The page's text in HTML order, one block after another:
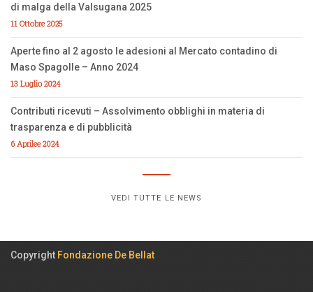
di malga della Valsugana 2025
11 Ottobre 2025
Aperte fino al 2 agosto le adesioni al Mercato contadino di
Maso Spagolle – Anno 2024
13 Luglio 2024
Contributi ricevuti – Assolvimento obblighi in materia di
trasparenza e di pubblicità
6 Aprilee 2024
VEDI TUTTE LE NEWS
Copyright Fondazione De Bellat